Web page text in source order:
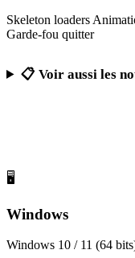
Skeleton loaders
Garde-fou quitter
📋 Voir aussi les
🖥️
Windows
Windows 10 / 11 (64